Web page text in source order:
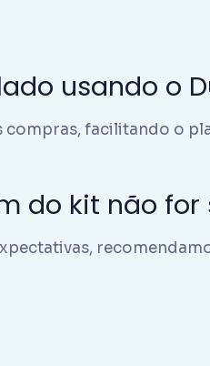
usando o
compras, facilitando o
do kit não